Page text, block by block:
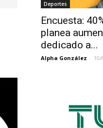
Deportes
Encuesta:
planea
dedicado a...
Alpha González - 10/